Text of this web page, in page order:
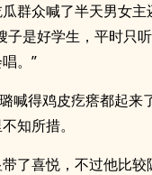
群众喊了半天男女
子是好学生，平时只
。”
喊得鸡皮疙瘩都起来
知所措。
了喜悦，不过他比